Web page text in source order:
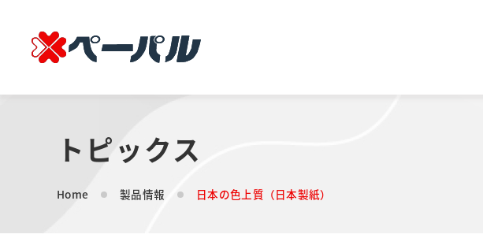
トピックス
Home 製品情報 日本の色上質（日本製紙）